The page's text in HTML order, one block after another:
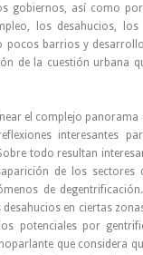
gobiernos, así como por
los desahucios,
pocos barrios y
de la cuestión urbana
el complejo
interesantes
todo resultan
de los
de
desahucios en ciertas
potenciales por
que considera